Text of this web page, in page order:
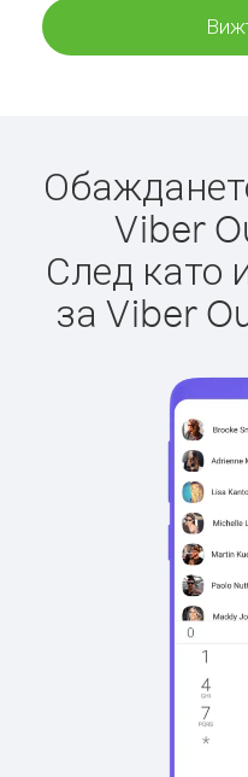
Viber
След като
за Viber